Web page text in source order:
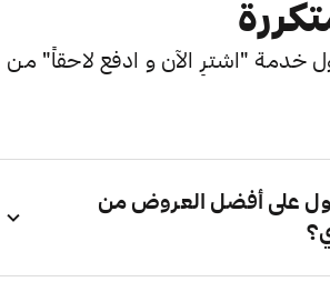
خدمة "اشترِ الآن و ادفع لاحقاً" من
على أفضل العروض من